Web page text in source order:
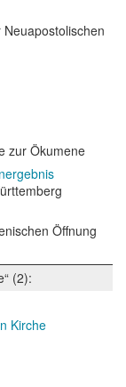
zur Ökumene
Öffnung
(2):
Kirche